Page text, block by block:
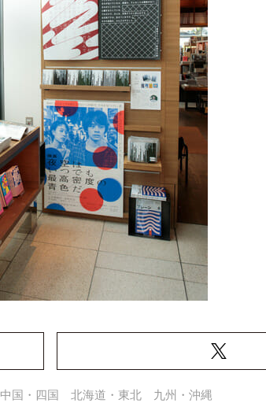
中国・四国 北海道・東北 九州・沖縄